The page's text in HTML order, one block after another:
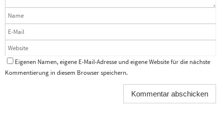
Eigenen Namen, eigene E-Mail-Adresse und eigene Website für die nächste
Kommentierung in diesem Browser speichern.